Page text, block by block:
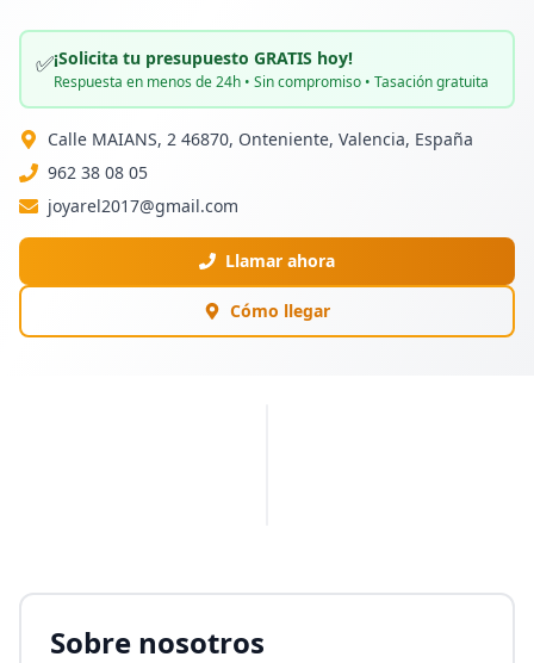
✅¡Solicita tu presupuesto GRATIS hoy!
Respuesta en menos de 24h • Sin compromiso • Tasación gratuita
Calle MAIANS, 2 46870, Onteniente, Valencia, España
962 38 08 05
joyarel2017@gmail.com
Llamar ahora
Cómo llegar
Sobre nosotros